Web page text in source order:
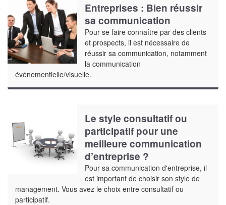
Entreprises : Bien réussir
sa communication
Pour se faire connaître par des clients
et prospects, il est nécessaire de
réussir sa communication, notamment
la communication
événementielle/visuelle.
Le style consultatif ou
participatif pour une
meilleure communication
d’entreprise ?
Pour sa communication d'entreprise, il
est important de choisir son style de
management. Vous avez le choix entre consultatif ou
participatif.